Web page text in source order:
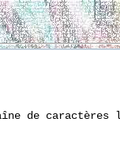
de caractères